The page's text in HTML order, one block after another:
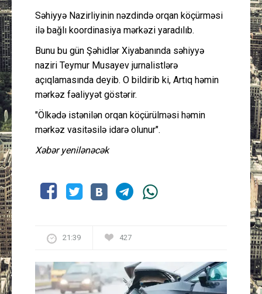
Gündəm
Cəmiyyət
Peşə etikası
Əlaqə
Səhiyyə Nazirliyinin nəzdində orqan köçürməsi
ilə bağlı koordinasiya mərkəzi yaradılıb.
Bunu bu gün Şəhidlər Xiyabanında səhiyyə
naziri Teymur Musayev jurnalistlərə
açıqlamasında deyib. O bildirib ki, Artıq həmin
mərkəz fəaliyyət göstərir.
"Ölkədə istənilən orqan köçürülməsi həmin
mərkəz vasitəsilə idarə olunur".
Xəbər yenilənəcək
21:39 427